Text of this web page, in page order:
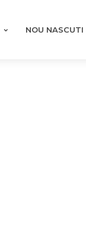
NOU NASCUTI